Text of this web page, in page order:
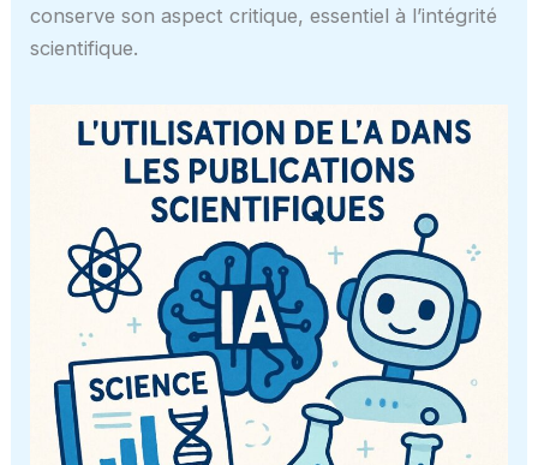
conserve son aspect critique, essentiel à l’intégrité
scientifique.